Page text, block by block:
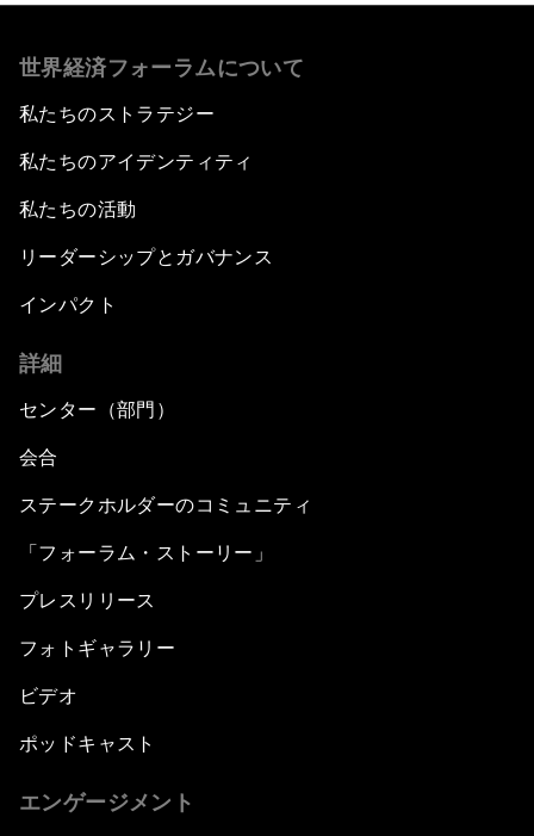
世界経済フォーラムについて
私たちのストラテジー
私たちのアイデンティティ
私たちの活動
リーダーシップとガバナンス
インパクト
詳細
センター（部門）
会合
ステークホルダーのコミュニティ
「フォーラム・ストーリー」
プレスリリース
フォトギャラリー
ビデオ
ポッドキャスト
エンゲージメント